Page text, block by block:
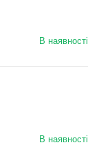
В наявності
В наявності